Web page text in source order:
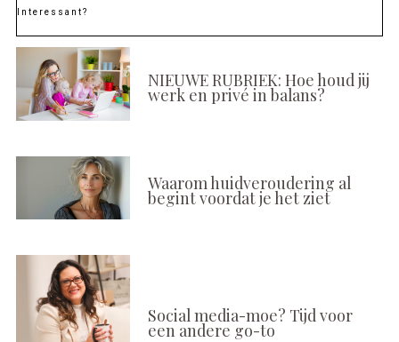
Interessant?
NIEUWE RUBRIEK: Hoe houd jij
werk en privé in balans?
Waarom huidveroudering al
begint voordat je het ziet
Social media-moe? Tijd voor
een andere go-to